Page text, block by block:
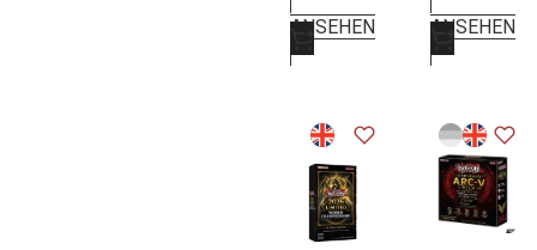
ANSEHEN ANSEHEN